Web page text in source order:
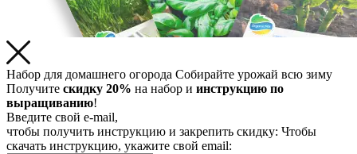
Набор для домашнего огорода Собирайте урожай всю зиму
Получите скидку 20% на набор и инструкцию по
выращиванию!
Введите свой e-mail,
чтобы получить инструкцию и закрепить скидку: Чтобы
скачать инструкцию, укажите свой email: